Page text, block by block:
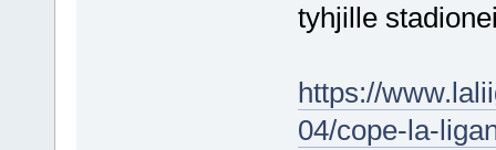
tyhjille
https://
04/cope-la-